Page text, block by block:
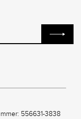
556631-3838